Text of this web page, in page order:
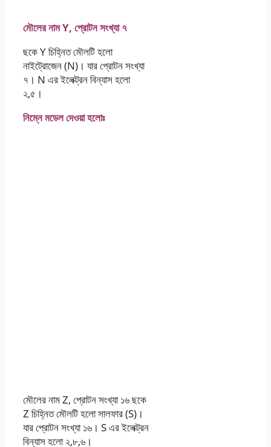
মৌলের নাম Y, প্রােটন সংখ্যা ৭
ছকে Y চিহ্নিত মৌলটি হলাে
নাইট্রোজেন (N)। যার প্রােটন সংখ্যা
৭। N এর ইলেক্ট্রন বিন্যাস হলাে
২,৫।
নিম্নে মডেল দেওয়া হলােঃ
মৌলের নাম Z, প্রােটন সংখ্যা ১৬ ছকে
Z চিহ্নিত মৌলটি হলাে সালফার (S)।
যার প্রােটন সংখ্যা ১৬। S এর ইলেক্ট্রন
বিন্যাস হলাে ২,৮,৬।